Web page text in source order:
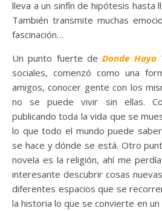
lleva a un sinfín de hipótesis hasta
También transmite muchas
fascinación…
Un punto fuerte deDonde Haya
sociales, comenzó como una
amigos, conocer gente con los
no se puede vivir sin ellas.
publicando toda la vida que se
lo que todo el mundo puede
se hace y dónde se está. Otro
novela es la religión, ahí me
interesante descubrir cosas
diferentes espacios que se
la historia lo que se convierte en